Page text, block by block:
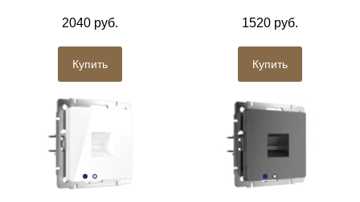
2040 руб.
Купить
1520 руб.
Купить